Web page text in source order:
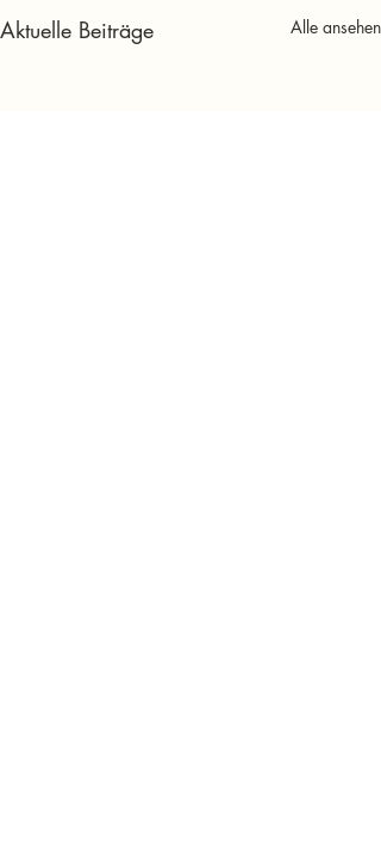
Aktuelle Beiträge Alle ansehen